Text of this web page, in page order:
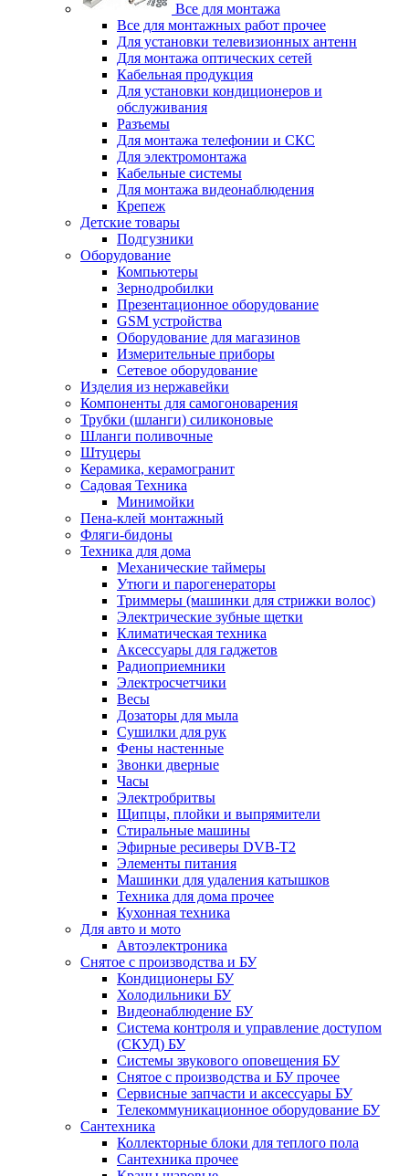
Все для монтажа
Все для монтажных работ прочее
Для установки телевизионных антенн
Для монтажа оптических сетей
Кабельная продукция
Для установки кондиционеров и
обслуживания
Разъемы
Для монтажа телефонии и СКС
Для электромонтажа
Кабельные системы
Для монтажа видеонаблюдения
Крепеж
Детские товары
Подгузники
Оборудование
Компьютеры
Зернодробилки
Презентационное оборудование
GSM устройства
Оборудование для магазинов
Измерительные приборы
Сетевое оборудование
Изделия из нержавейки
Компоненты для самогоноварения
Трубки (шланги) силиконовые
Шланги поливочные
Штуцеры
Керамика, керамогранит
Садовая Техника
Минимойки
Пена-клей монтажный
Фляги-бидоны
Техника для дома
Механические таймеры
Утюги и парогенераторы
Триммеры (машинки для стрижки волос)
Электрические зубные щетки
Климатическая техника
Аксессуары для гаджетов
Радиоприемники
Электросчетчики
Весы
Дозаторы для мыла
Сушилки для рук
Фены настенные
Звонки дверные
Часы
Электробритвы
Щипцы, плойки и выпрямители
Стиральные машины
Эфирные ресиверы DVB-T2
Элементы питания
Машинки для удаления катышков
Техника для дома прочее
Кухонная техника
Для авто и мото
Автоэлектроника
Снятое с производства и БУ
Кондиционеры БУ
Холодильники БУ
Видеонаблюдение БУ
Система контроля и управление доступом
(СКУД) БУ
Системы звукового оповещения БУ
Снятое с производства и БУ прочее
Сервисные запчасти и аксессуары БУ
Телекоммуникационное оборудование БУ
Сантехника
Коллекторные блоки для теплого пола
Сантехника прочее